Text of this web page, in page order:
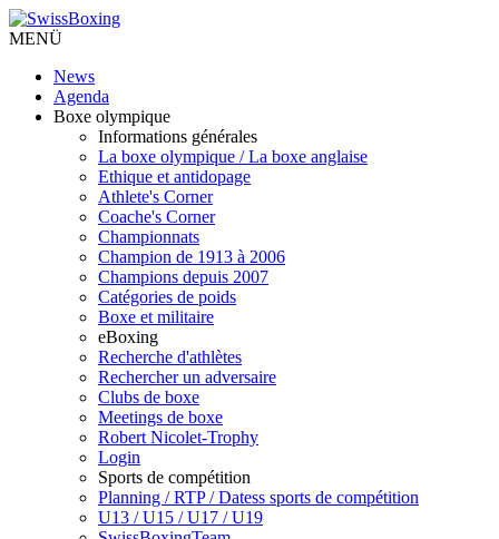
MENÜ
News
Agenda
Boxe olympique
Informations générales
La boxe olympique / La boxe anglaise
Ethique et antidopage
Athlete's Corner
Coache's Corner
Championnats
Champion de 1913 à 2006
Champions depuis 2007
Catégories de poids
Boxe et militaire
eBoxing
Recherche d'athlètes
Rechercher un adversaire
Clubs de boxe
Meetings de boxe
Robert Nicolet-Trophy
Login
Sports de compétition
Planning / RTP / Datess sports de compétition
U13 / U15 / U17 / U19